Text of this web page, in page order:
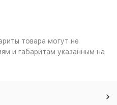
товара могут не
и габаритам указанным на